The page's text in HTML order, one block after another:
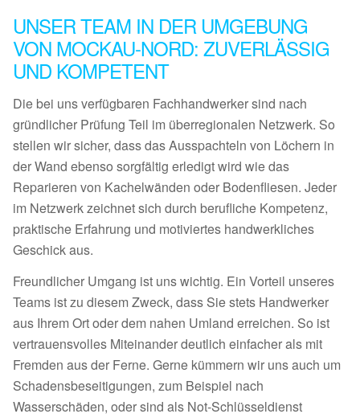
UNSER TEAM IN DER UMGEBUNG
VON MOCKAU-NORD: ZUVERLÄSSIG
UND KOMPETENT
Die bei uns verfügbaren Fachhandwerker sind nach
gründlicher Prüfung Teil im überregionalen Netzwerk. So
stellen wir sicher, dass das Ausspachteln von Löchern in
der Wand ebenso sorgfältig erledigt wird wie das
Reparieren von Kachelwänden oder Bodenfliesen. Jeder
im Netzwerk zeichnet sich durch berufliche Kompetenz,
praktische Erfahrung und motiviertes handwerkliches
Geschick aus.
Freundlicher Umgang ist uns wichtig. Ein Vorteil unseres
Teams ist zu diesem Zweck, dass Sie stets Handwerker
aus Ihrem Ort oder dem nahen Umland erreichen. So ist
vertrauensvolles Miteinander deutlich einfacher als mit
Fremden aus der Ferne. Gerne kümmern wir uns auch um
Schadensbeseitigungen, zum Beispiel nach
Wasserschäden, oder sind als Not-Schlüsseldienst